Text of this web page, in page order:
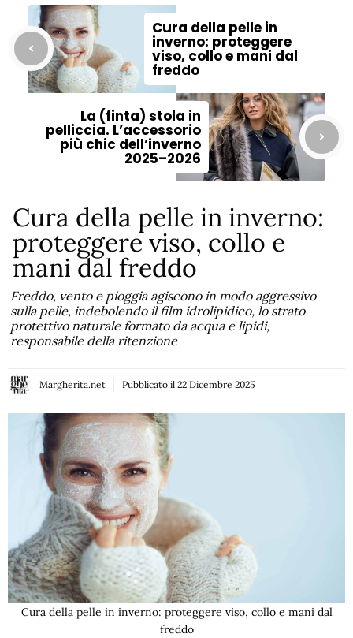
Cura della pelle in
inverno: proteggere
viso, collo e mani dal
freddo
La (finta) stola in
pelliccia. L’accessorio
più chic dell’inverno
2025–2026
Cura della pelle in inverno:
proteggere viso, collo e
mani dal freddo
Freddo, vento e pioggia agiscono in modo aggressivo
sulla pelle, indebolendo il film idrolipidico, lo strato
protettivo naturale formato da acqua e lipidi,
responsabile della ritenzione
Margherita.net Pubblicato il 22 Dicembre 2025
Cura della pelle in inverno: proteggere viso, collo e mani dal
freddo